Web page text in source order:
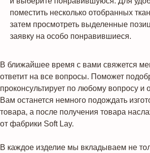
поместить несколько отобранных
затем просмотреть выделенные
заявку на особо понравившиеся.
В ближайшее время с вами свяжется
ответит на все вопросы. Поможет
проконсультирует по любому вопросу и
Вам останется немного подождать
товара, а после получения товара
от фабрики Soft Lay.
В каждое изделие мы вкладываем не